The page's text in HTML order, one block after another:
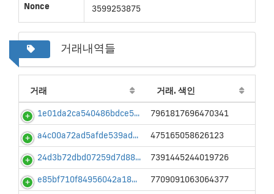
Nonce 3599253875
거래내역들
거래 거래. 색인
1e01da2ca540486bdce5...
7961817696470341
a4c00a72ad5afde539ad...
475165058626123
24d3b72dbd07259d7d88...
7391445244019726
e85bf710f84956042a18...
7709091063064377